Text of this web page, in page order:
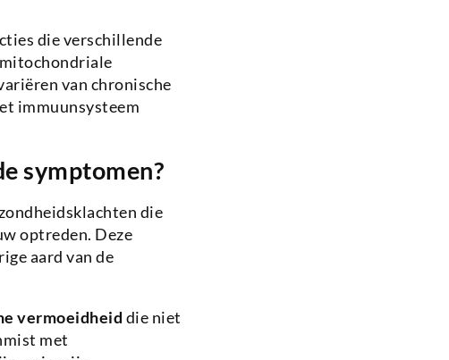
die verschillende
van chronische
immuunsysteem
symptomen?
die
optreden. Deze
aard van de
vermoeidheid die niet
met